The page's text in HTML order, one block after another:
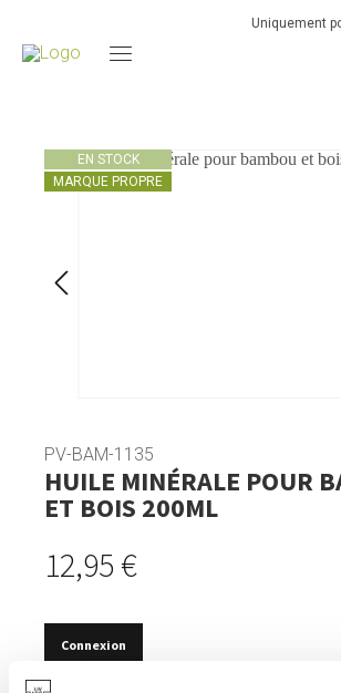
Uniquement
EN STOCK
MARQUE PROPRE
PV-BAM-1135
HUILE MINÉRALE POUR
ET BOIS 200ML
12,95 €
Connexion